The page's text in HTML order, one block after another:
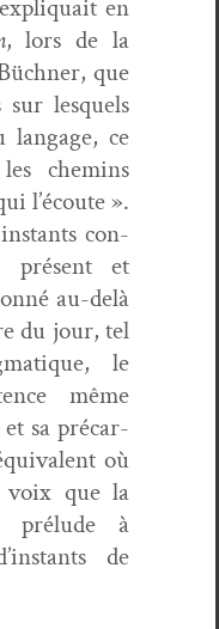
en
, lors de la
que
lesquels
ce
chemins
l’écoute ».
con­
et
au-delà
du jour, tel
le
même
et sa pré­car­
où
voix que la
prélude à
de